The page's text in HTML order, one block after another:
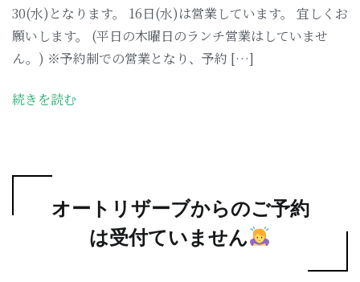
30(水)となります。 16日(水)は営業しています。 宜しくお
願いします。 (平日の木曜日のランチ営業はしていませ
ん。) ※予約制での営業となり、予約 […]
続きを読む
オートリザーブからのご予約
は受付ていません